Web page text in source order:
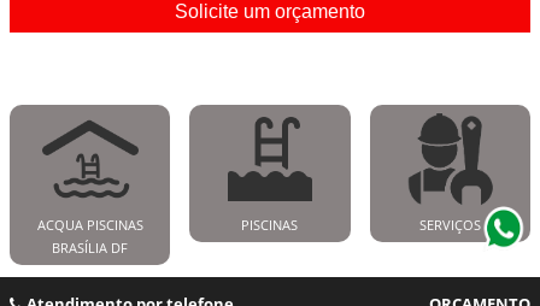
Solicite um orçamento
ACQUA PISCINAS
BRASÍLIA DF
PISCINAS SERVIÇOS